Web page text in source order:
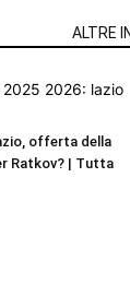
ALTRE
offerta della
Ratkov? | Tutta